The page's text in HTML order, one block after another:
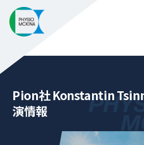
Pion社 Konstantin
演情報